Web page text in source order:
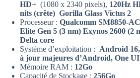
HD+ (1080 x 2340 pixels), 120Hz
nits (crête) Gorilla Glass Victus 2
Processeur : Qualcomm SM8850-
Elite Gen 5 (3 nm) Exynos 2600 (2
Delta core
Système d’exploitation : Android 16,
à jour majeures d’Android, One
Mémoire RAM : 12Go
Capacité de Stockage : 256Go